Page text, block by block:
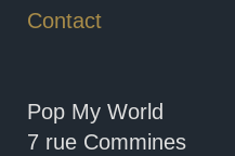
Contact
Pop My World
7 rue Commines